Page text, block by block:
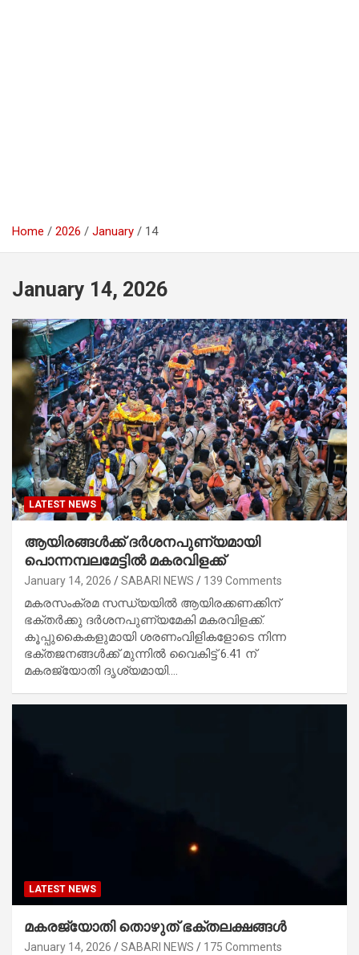
Home 2026 January 14
January 14, 2026
LATEST NEWS
ആയിരങ്ങള്‍ക്ക് ദര്‍ശനപുണ്യമായി
പൊന്നമ്പലമേട്ടില്‍ മകരവിളക്ക്
January 14, 2026 SABARI NEWS 139 Comments
മകരസംക്രമ സന്ധ്യയില്‍ ആയിരക്കണക്കിന്
ഭക്തര്‍ക്കു ദര്‍ശനപുണ്യമേകി മകരവിളക്ക്.
കൂപ്പുകൈകളുമായി ശരണംവിളികളോടെ നിന്ന
ഭക്തജനങ്ങള്‍ക്ക് മുന്നില്‍ വൈകിട്ട് 6.41 ന്
മകരജ്യോതി ദൃശ്യമായി.…
LATEST NEWS
മകരജ്യോതി തൊഴുത് ഭക്തലക്ഷങ്ങൾ
January 14, 2026 SABARI NEWS 175 Comments